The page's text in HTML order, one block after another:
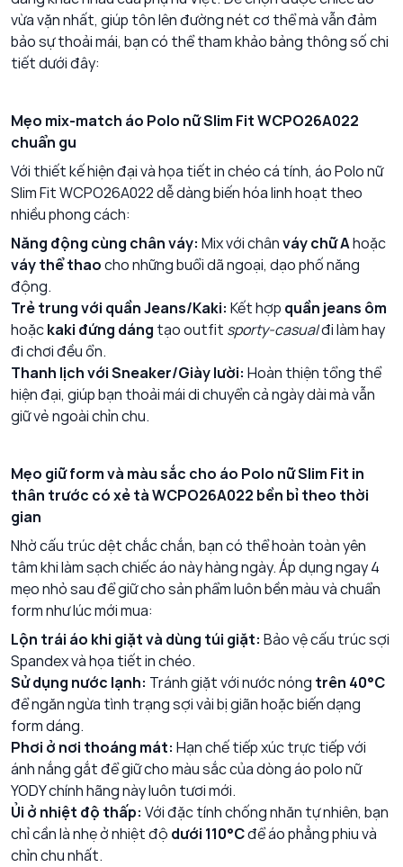
vừa vặn nhất, giúp tôn lên đường nét cơ thể mà vẫn đảm
bảo sự thoải mái, bạn có thể tham khảo bảng thông số chi
tiết dưới đây:
Mẹo mix-match áo Polo nữ Slim Fit WCPO26A022
chuẩn gu
Với thiết kế hiện đại và họa tiết in chéo cá tính, áo Polo nữ
Slim Fit WCPO26A022 dễ dàng biến hóa linh hoạt theo
nhiều phong cách:
Năng động cùng chân váy: Mix với chânváy chữ Ahoặc
váy thể thaocho những buổi dã ngoại, dạo phố năng
động.
Trẻ trung với quần Jeans/Kaki: Kết hợp quần jeans ôm
hoặckaki đứng dáng tạo outfit sporty-casualđi làm hay
đi chơi đều ổn.
Thanh lịch với Sneaker/Giày lười: Hoàn thiện tổng thể
hiện đại, giúp bạn thoải mái di chuyển cả ngày dài mà vẫn
giữ vẻ ngoài chỉn chu.
Mẹo giữ form và màu sắc cho áo Polo nữ Slim Fit in
thân trước có xẻ tà WCPO26A022 bền bỉ theo thời
gian
Nhờ cấu trúc dệt chắc chắn, bạn có thể hoàn toàn yên
tâm khi làm sạch chiếc áo này hàng ngày. Áp dụng ngay 4
mẹo nhỏ sau để giữ cho sản phẩm luôn bền màu và chuẩn
form như lúc mới mua:
Lộn trái áo khi giặt và dùng túi giặt: Bảo vệ cấu trúc sợi
Spandex và họa tiết in chéo.
Sử dụng nước lạnh: Tránh giặt với nước nóng trên 40°C
để ngăn ngừa tình trạng sợi vải bị giãn hoặc biến dạng
form dáng.
Phơi ở nơi thoáng mát: Hạn chế tiếp xúc trực tiếp với
ánh nắng gắt để giữ cho màu sắc của dòng áo polo nữ
YODY chính hãng này luôn tươi mới.
Ủi ở nhiệt độ thấp: Với đặc tính chống nhăn tự nhiên, bạn
chỉ cần là nhẹ ở nhiệt độ dưới 110°Cđể áo phẳng phiu và
chỉn chu nhất.